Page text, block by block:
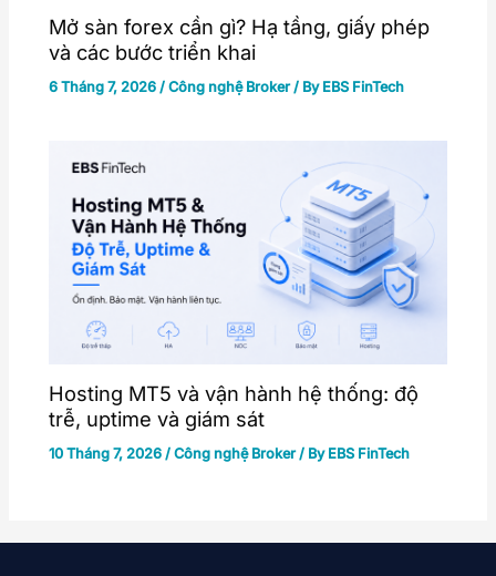
Mở sàn forex cần gì? Hạ tầng, giấy phép
và các bước triển khai
6 Tháng 7, 2026 /Công nghệ Broker/ By EBS FinTech
Hosting MT5 và vận hành hệ thống: độ
trễ, uptime và giám sát
10 Tháng 7, 2026 /Công nghệ Broker/ By EBS FinTech